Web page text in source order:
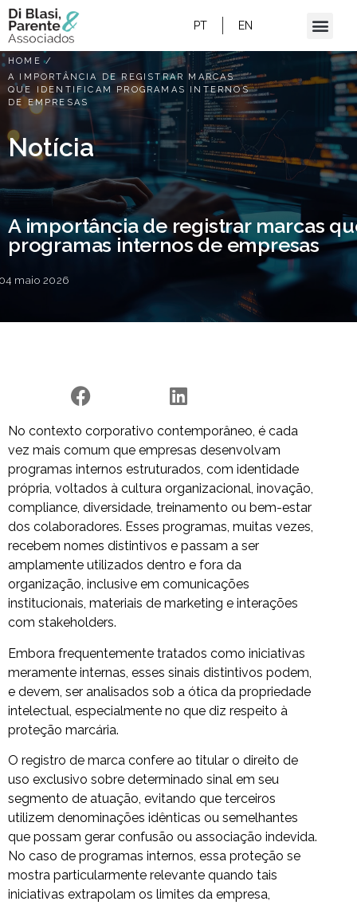
PT EN
HOME /
A IMPORTÂNCIA DE REGISTRAR MARCAS
QUE IDENTIFICAM PROGRAMAS INTERNOS
DE EMPRESAS
Notícia
A importância de registrar marcas
programas internos de empresas
maio 2026
No contexto corporativo contemporâneo, é cada
vez mais comum que empresas desenvolvam
programas internos estruturados, com identidade
própria, voltados à cultura organizacional, inovação,
compliance, diversidade, treinamento ou bem-estar
dos colaboradores. Esses programas, muitas vezes,
recebem nomes distintivos e passam a ser
amplamente utilizados dentro e fora da
organização, inclusive em comunicações
institucionais, materiais de marketing e interações
com stakeholders.
Embora frequentemente tratados como iniciativas
meramente internas, esses sinais distintivos podem,
e devem, ser analisados sob a ótica da propriedade
intelectual, especialmente no que diz respeito à
proteção marcária.
O registro de marca confere ao titular o direito de
uso exclusivo sobre determinado sinal em seu
segmento de atuação, evitando que terceiros
utilizem denominações idênticas ou semelhantes
que possam gerar confusão ou associação indevida.
No caso de programas internos, essa proteção se
mostra particularmente relevante quando tais
iniciativas extrapolam os limites da empresa,